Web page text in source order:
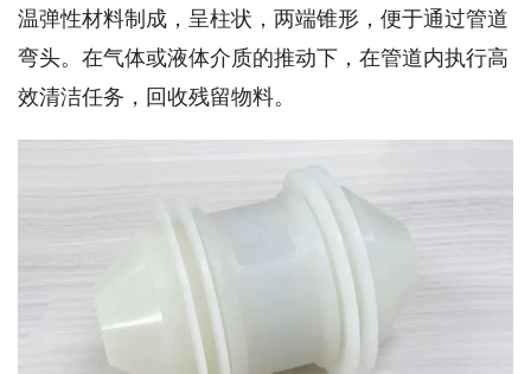
温弹性材料制成，呈柱状，两端锥形，便于通过管道
弯头。在气体或液体介质的推动下，在管道内执行高
效清洁任务，回收残留物料。